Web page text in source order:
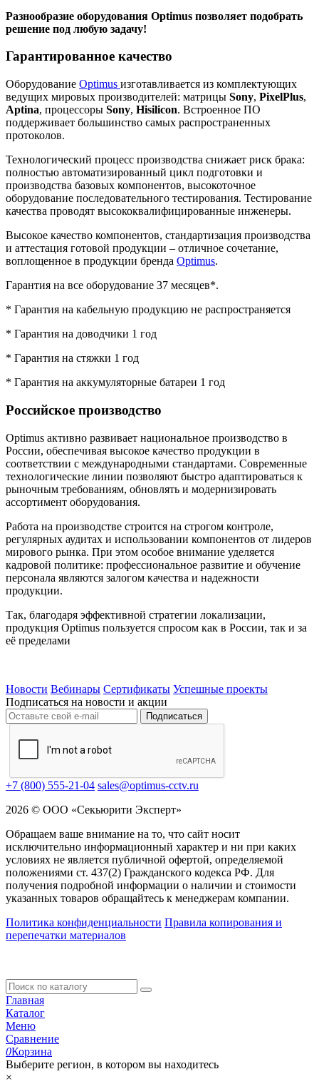
Разнообразие оборудования Optimus позволяет подобрать
решение под любую задачу!
Гарантированное качество
Оборудование Optimus изготавливается из комплектующих
ведущих мировых производителей: матрицы Sony, PixelPlus,
Aptina, процессоры Sony, Hisilicon. Встроенное ПО
поддерживает большинство самых распространенных
протоколов.
Технологический процесс производства снижает риск брака:
полностью автоматизированный цикл подготовки и
производства базовых компонентов, высокоточное
оборудование последовательного тестирования. Тестирование
качества проводят высококвалифицированные инженеры.
Высокое качество компонентов, стандартизация производства
и аттестация готовой продукции – отличное сочетание,
воплощенное в продукции бренда Optimus.
Гарантия на все оборудование 37 месяцев*.
* Гарантия на кабельную продукцию не распространяется
* Гарантия на доводчики 1 год
* Гарантия на стяжки 1 год
* Гарантия на аккумуляторные батареи 1 год
Российское производство
Optimus активно развивает национальное производство в
России, обеспечивая высокое качество продукции в
соответствии с международными стандартами. Современные
технологические линии позволяют быстро адаптироваться к
рыночным требованиям, обновлять и модернизировать
ассортимент оборудования.
Работа на производстве строится на строгом контроле,
регулярных аудитах и использовании компонентов от лидеров
мирового рынка. При этом особое внимание уделяется
кадровой политике: профессиональное развитие и обучение
персонала являются залогом качества и надежности
продукции.
Так, благодаря эффективной стратегии локализации,
продукция Optimus пользуется спросом как в России, так и за
её пределами
Новости Вебинары Сертификаты Успешные проекты
Подписаться на новости и акции
Подписаться
+7 (800) 555-21-04 sales@optimus-cctv.ru
2026 © ООО «Секьюрити Эксперт»
Обращаем ваше внимание на то, что сайт носит
исключительно информационный характер и ни при каких
условиях не является публичной офертой, определяемой
положениями ст. 437(2) Гражданского кодекса РФ. Для
получения подробной информации о наличии и стоимости
указанных товаров обращайтесь к менеджерам компании.
Политика конфиденциальности Правила копирования и
перепечатки материалов
Главная
Каталог
Меню
Сравнение
0Корзина
Выберите регион, в котором вы находитесь
×